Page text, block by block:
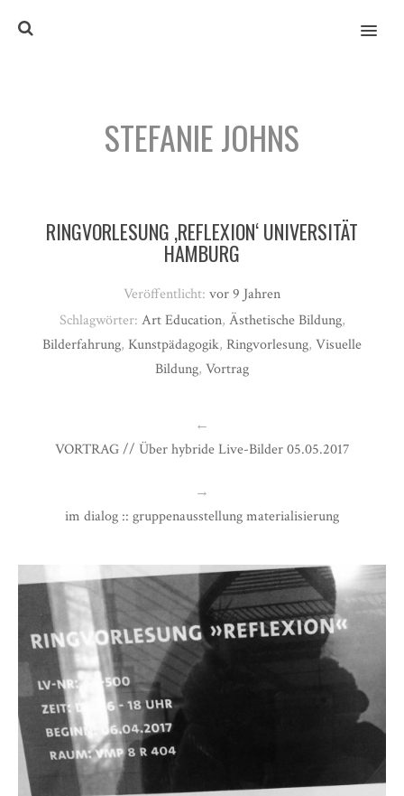
MENU
STEFANIE JOHNS
RINGVORLESUNG ‚REFLEXION‘ UNIVERSITÄT
HAMBURG
Veröffentlicht: vor 9 Jahren
Schlagwörter: Art Education, Ästhetische Bildung,
Bilderfahrung, Kunstpädagogik, Ringvorlesung, Visuelle
Bildung, Vortrag
←
VORTRAG // Über hybride Live-Bilder 05.05.2017
→
im dialog :: gruppenausstellung materialisierung